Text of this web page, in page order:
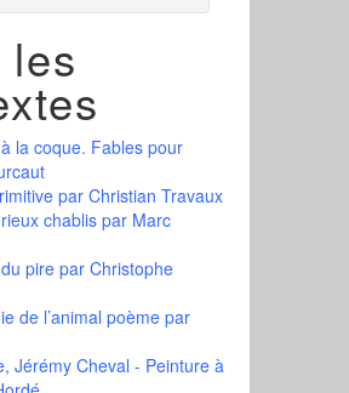
la coque. Fables pour
par Christian Travaux
chablispar Marc
pirepar Christophe
de l’animal poèmepar
Jérémy Cheval - Peinture à